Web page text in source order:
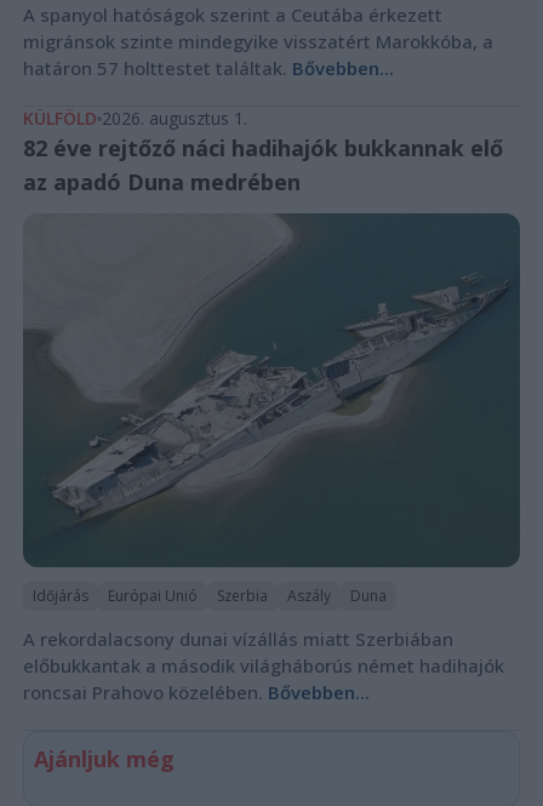
A spanyol hatóságok szerint a Ceutába érkezett
migránsok szinte mindegyike visszatért Marokkóba, a
határon 57 holttestet találtak. Bővebben...
KÜLFÖLD 2026. augusztus 1.
82 éve rejtőző náci hadihajók bukkannak elő
az apadó Duna medrében
Időjárás Európai Unió Szerbia Aszály Duna
A rekordalacsony dunai vízállás miatt Szerbiában
előbukkantak a második világháborús német hadihajók
roncsai Prahovo közelében. Bővebben...
Ajánljuk még